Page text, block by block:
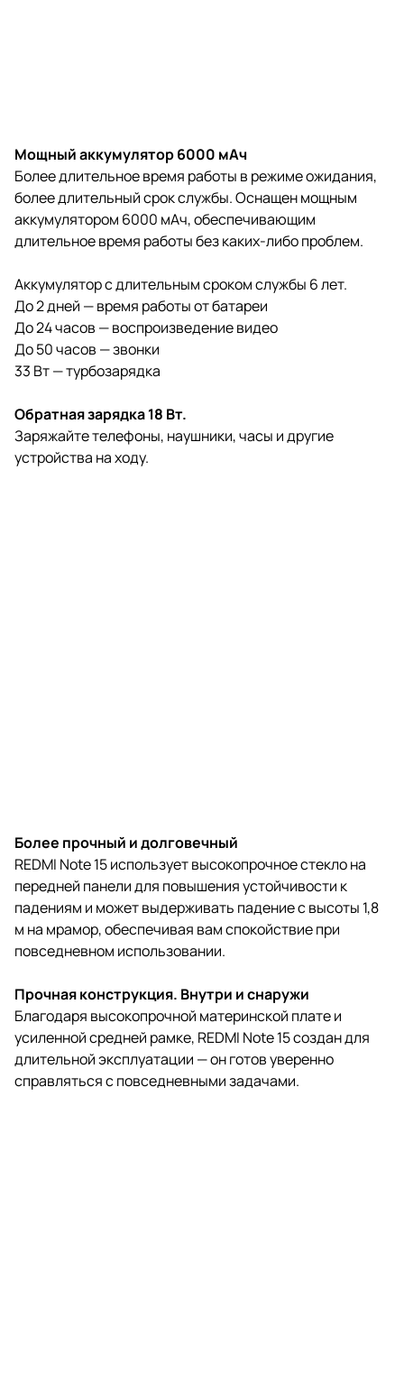
Мощный аккумулятор 6000 мАч
Более длительное время работы в режиме ожидания,
более длительный срок службы. Оснащен мощным
аккумулятором 6000 мАч, обеспечивающим
длительное время работы без каких-либо проблем.
Аккумулятор с длительным сроком службы 6 лет.
До 2 дней — время работы от батареи
До 24 часов — воспроизведение видео
До 50 часов — звонки
33 Вт — турбозарядка
Обратная зарядка 18 Вт.
Заряжайте телефоны, наушники, часы и другие
устройства на ходу.
Более прочный и долговечный
REDMI Note 15 использует высокопрочное стекло на
передней панели для повышения устойчивости к
падениям и может выдерживать падение с высоты 1,8
м на мрамор, обеспечивая вам спокойствие при
повседневном использовании.
Прочная конструкция. Внутри и снаружи
Благодаря высокопрочной материнской плате и
усиленной средней рамке, REDMI Note 15 создан для
длительной эксплуатации — он готов уверенно
справляться с повседневными задачами.